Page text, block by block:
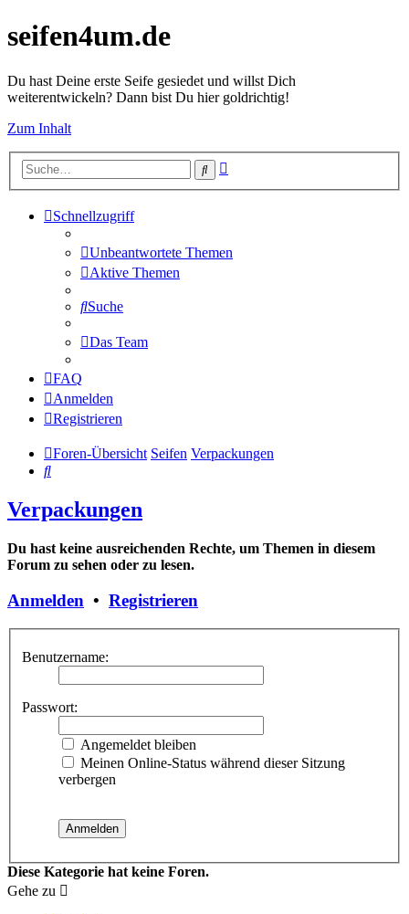
seifen4um.de
Du hast Deine erste Seife gesiedet und willst Dich
weiterentwickeln? Dann bist Du hier goldrichtig!
Zum Inhalt
Suche
Schnellzugriff
Unbeantwortete Themen
Aktive Themen
Suche
Das Team
FAQ
Anmelden
Registrieren
Foren-Übersicht Seifen Verpackungen
Suche
Verpackungen
Du hast keine ausreichenden Rechte, um Themen in diesem
Forum zu sehen oder zu lesen.
Anmelden • Registrieren
Benutzername:
Passwort:
Angemeldet bleiben
Meinen Online-Status während dieser Sitzung
verbergen
Diese Kategorie hat keine Foren.
Gehe zu